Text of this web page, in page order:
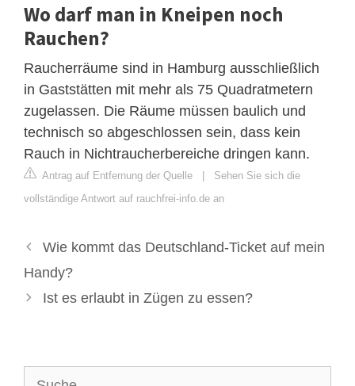
Wo darf man in Kneipen noch
Rauchen?
Raucherräume sind in Hamburg ausschließlich
in Gaststätten mit mehr als 75 Quadratmetern
zugelassen. Die Räume müssen baulich und
technisch so abgeschlossen sein, dass kein
Rauch in Nichtraucherbereiche dringen kann.
Antrag auf Entfernung der Quelle | Sehen Sie sich die
vollständige Antwort auf rauchfrei-info.de an
Wie kommt das Deutschland-Ticket auf mein
Handy?
Ist es erlaubt in Zügen zu essen?